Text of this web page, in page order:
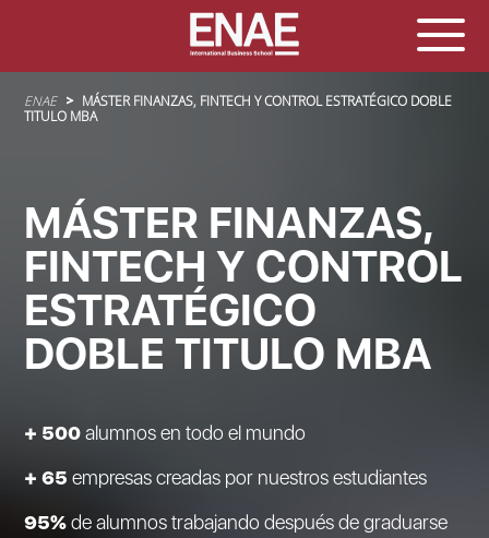
Sobrescribir enlaces de ayuda a la navegación
ENAE
MÁSTER FINANZAS, FINTECH Y CONTROL ESTRATÉGICO DOBLE
TITULO MBA
MÁSTER FINANZAS,
FINTECH Y CONTROL
ESTRATÉGICO
DOBLE TITULO MBA
+ 500alumnos en todo el mundo
+ 65empresas creadas por nuestros estudiantes
95%de alumnos trabajando después de graduarse